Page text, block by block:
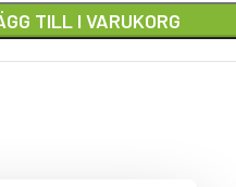
TILL I VARUKORG